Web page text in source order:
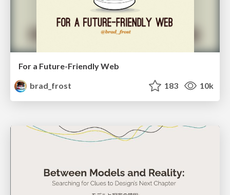
For a Future-Friendly Web
brad_frost
183 10k